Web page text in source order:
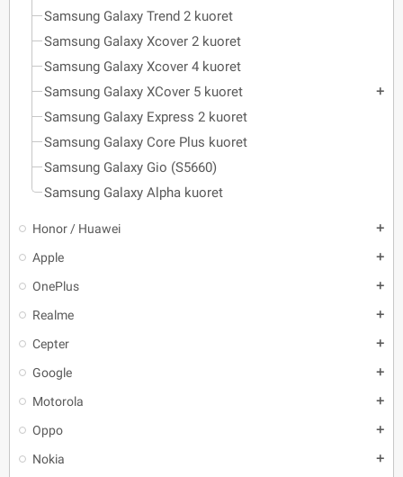
Samsung Galaxy Trend 2 kuoret
Samsung Galaxy Xcover 2 kuoret
Samsung Galaxy Xcover 4 kuoret
Samsung Galaxy XCover 5 kuoret
add
Samsung Galaxy Express 2 kuoret
Samsung Galaxy Core Plus kuoret
Samsung Galaxy Gio (S5660)
Samsung Galaxy Alpha kuoret
Honor / Huawei add
Apple add
OnePlus add
Realme add
Cepter add
Google add
Motorola add
Oppo add
Nokia add